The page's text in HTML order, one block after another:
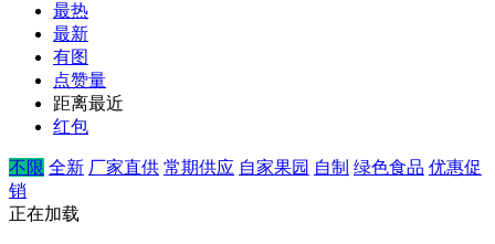
最热
最新
有图
点赞量
距离最近
红包
不限 全新 厂家直供 常期供应 自家果园 自制 绿色食品 优惠促
销
正在加载